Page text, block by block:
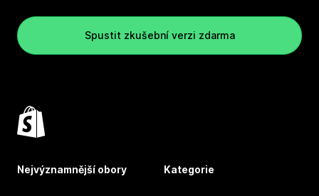
Spustit zkušební verzi zdarma
Nejvýznamnější obory Kategorie